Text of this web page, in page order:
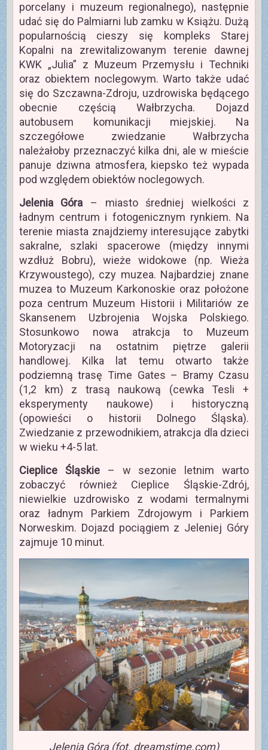
porcelany i muzeum regionalnego), następnie
udać się do Palmiarni lub zamku w Książu. Dużą
popularnością cieszy się kompleks Starej
Kopalni na zrewitalizowanym terenie dawnej
KWK „Julia” z Muzeum Przemysłu i Techniki
oraz obiektem noclegowym. Warto także udać
się do Szczawna-Zdroju, uzdrowiska będącego
obecnie częścią Wałbrzycha. Dojazd
autobusem komunikacji miejskiej. Na
szczegółowe zwiedzanie Wałbrzycha
należałoby przeznaczyć kilka dni, ale w mieście
panuje dziwna atmosfera, kiepsko też wypada
pod względem obiektów noclegowych.
Jelenia Góra – miasto średniej wielkości z
ładnym centrum i fotogenicznym rynkiem. Na
terenie miasta znajdziemy interesujące zabytki
sakralne, szlaki spacerowe (między innymi
wzdłuż Bobru), wieże widokowe (np. Wieża
Krzywoustego), czy muzea. Najbardziej znane
muzea to Muzeum Karkonoskie oraz położone
poza centrum Muzeum Historii i Militariów ze
Skansenem Uzbrojenia Wojska Polskiego.
Stosunkowo nowa atrakcja to Muzeum
Motoryzacji na ostatnim piętrze galerii
handlowej. Kilka lat temu otwarto także
podziemną trasę Time Gates – Bramy Czasu
(1,2 km) z trasą naukową (cewka Tesli +
eksperymenty naukowe) i historyczną
(opowieści o historii Dolnego Śląska).
Zwiedzanie z przewodnikiem, atrakcja dla dzieci
w wieku +4-5 lat.
Cieplice Śląskie– w sezonie letnim warto
zobaczyć również Cieplice Śląskie-Zdrój,
niewielkie uzdrowisko z wodami termalnymi
oraz ładnym Parkiem Zdrojowym i Parkiem
Norweskim. Dojazd pociągiem z Jeleniej Góry
zajmuje 10 minut.
Jelenia Góra (fot. dreamstime.com)